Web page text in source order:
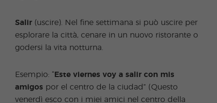
Salir (uscire). Nel fine settimana si può uscire per
esplorare la città, cenare in un nuovo ristorante o
godersi la vita notturna.
Esempio: “ Este viernes voy a salir con mis
amigos por el centro de la ciudad” (Questo
venerdì esco con i miei amici nel centro della